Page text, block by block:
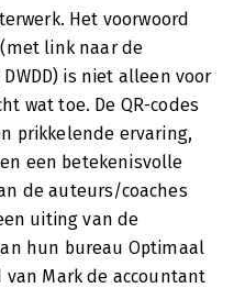
Het voorwoord
link naar de
is niet alleen voor
wat toe. De QR-codes
prikkelende ervaring,
een betekenisvolle
de auteurs/coaches
uiting van de
hun bureau Optimaal
Mark de accountant